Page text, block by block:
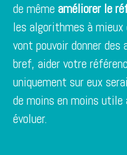
de mêmeaméliorer le
les algorithmes à
vont pouvoir donner
bref, aider votre
uniquement sur eux
de moins en moins utile
évoluer.